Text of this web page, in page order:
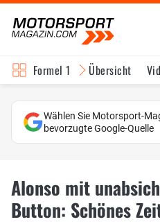
Formel 1 Übersicht
Wählen Sie Motorsport-
bevorzugte Google-Quelle
Alonso mit
Button: Schönes